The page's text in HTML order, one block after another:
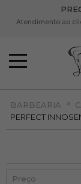
Atendimento ao
BARBEARIA »
PERFECT
Preço